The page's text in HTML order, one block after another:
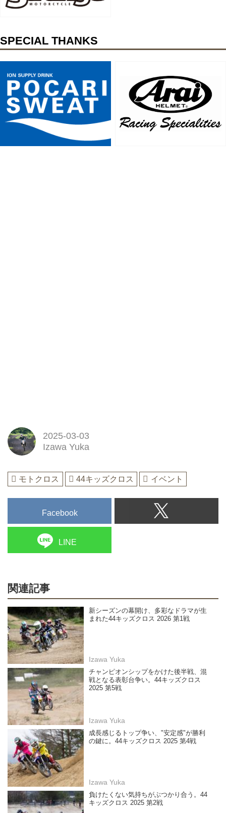
SPECIAL THANKS
2025-03-03
Izawa Yuka
モトクロス 44キッズクロス イベント
Facebook
LINE
関連記事
新シーズンの幕開け、多彩なドラマが生
まれた44キッズクロス 2026 第1戦
Izawa Yuka
チャンピオンシップをかけた後半戦、混
戦となる表彰台争い。44キッズクロス
2025 第5戦
Izawa Yuka
成長感じるトップ争い、"安定感"が勝利
の鍵に。44キッズクロス 2025 第4戦
Izawa Yuka
負けたくない気持ちがぶつかり合う。44
キッズクロス 2025 第2戦